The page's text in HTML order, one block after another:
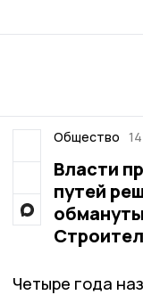
Общество
Власти
путей
Четыре года